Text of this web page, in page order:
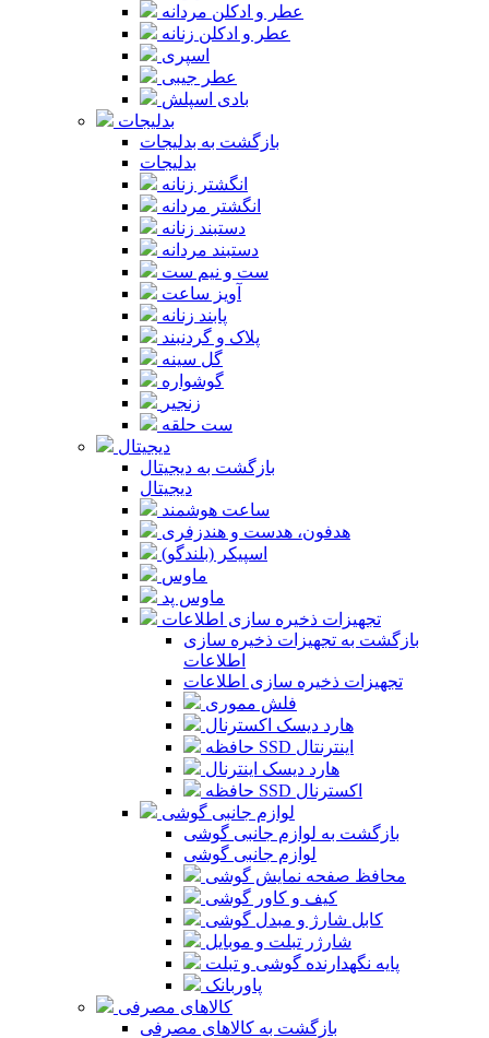
عطر و ادکلن مردانه
عطر و ادکلن زنانه
اسپری
عطر جیبی
بادی اسپلش
بدلیجات
بازگشت به بدلیجات
بدلیجات
انگشتر زنانه
انگشتر مردانه
دستبند زنانه
دستبند مردانه
ست و نیم ست
آویز ساعت
پابند زنانه
پلاک و گردنبند
گل سینه
گوشواره
زنجیر
ست حلقه
دیجیتال
بازگشت به دیجیتال
دیجیتال
ساعت هوشمند
هدفون، هدست و هندزفری
اسپیکر (بلندگو)
ماوس
ماوس پد
تجهیزات ذخیره سازی اطلاعات
بازگشت به تجهیزات ذخیره سازی
اطلاعات
تجهیزات ذخیره سازی اطلاعات
فلش مموری
هارد دیسک اکسترنال
حافظه SSD اینترنتال
هارد دیسک اینترنال
حافظه SSD اکسترنال
لوازم جانبی گوشی
بازگشت به لوازم جانبی گوشی
لوازم جانبی گوشی
محافظ صفحه نمایش گوشی
کیف و کاور گوشی
کابل شارژ و مبدل گوشی
شارژر تبلت و موبایل
پایه نگهدارنده گوشی و تبلت
پاوربانک
کالاهای مصرفی
بازگشت به کالاهای مصرفی